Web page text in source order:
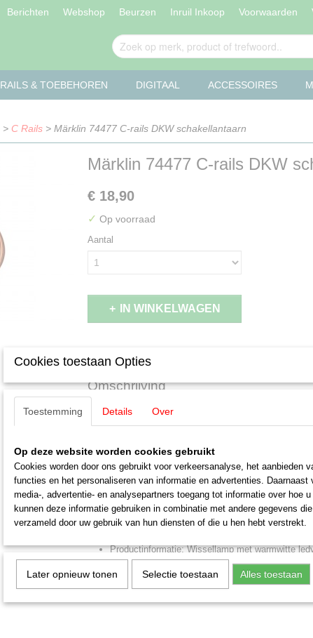
Berichten Webshop Beurzen Inruil Inkoop Voorwaarden
RAILS & TOEBEHOREN DIGITAAL ACCESSOIRES
> C Rails > Märklin 74477 C-rails DKW schakellantaarn
Märklin 74477 C-rails DKW
€ 18,90
✓ Op voorraad
Aantal
IN WINKELWAGEN
Specificaties
Productcode leverancier
Schaal
Omschrijving
Märklin 74477 C-rails DKW
Voor het achteraf inbouwen van een slank wissel met
Verlichting met onderhoudsvrije, warmwitte leds.
Alleen schakelbaar met DKW-wisseldecoder 74467.
Highlights:
Alleen schakelbaar met digitale inbouw-DKW-
Productinformatie: Wissellamp met warmwitte
Cookies toestaan Opties
Toestemming Details Over
Op deze website worden cookies gebruikt
Cookies worden door ons gebruikt voor verkeersanalyse, het aanbieden
functies en het personaliseren van informatie en advertenties. Daarnaast
media-, advertentie- en analysepartners toegang tot informatie over hoe
kunnen deze informatie gebruiken in combinatie met andere gegevens
verzameld door uw gebruik van hun diensten of die u hen hebt verstrekt.
Later opnieuw tonen Selectie toestaan Alles toestaan